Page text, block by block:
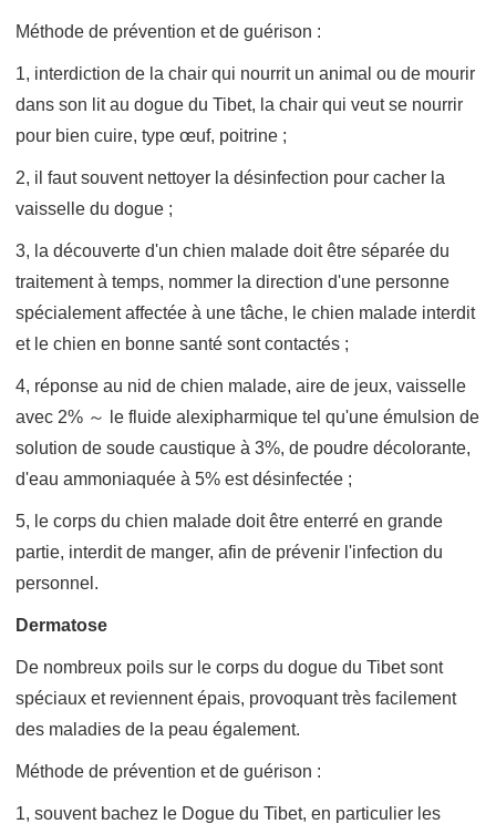
Méthode de prévention et de guérison :
1, interdiction de la chair qui nourrit un animal ou de mourir
dans son lit au dogue du Tibet, la chair qui veut se nourrir
pour bien cuire, type œuf, poitrine ;
2, il faut souvent nettoyer la désinfection pour cacher la
vaisselle du dogue ;
3, la découverte d'un chien malade doit être séparée du
traitement à temps, nommer la direction d'une personne
spécialement affectée à une tâche, le chien malade interdit
et le chien en bonne santé sont contactés ;
4, réponse au nid de chien malade, aire de jeux, vaisselle
avec 2% ～ le fluide alexipharmique tel qu'une émulsion de
solution de soude caustique à 3%, de poudre décolorante,
d'eau ammoniaquée à 5% est désinfectée ;
5, le corps du chien malade doit être enterré en grande
partie, interdit de manger, afin de prévenir l'infection du
personnel.
Dermatose
De nombreux poils sur le corps du dogue du Tibet sont
spéciaux et reviennent épais, provoquant très facilement
des maladies de la peau également.
Méthode de prévention et de guérison :
1, souvent bachez le Dogue du Tibet, en particulier les